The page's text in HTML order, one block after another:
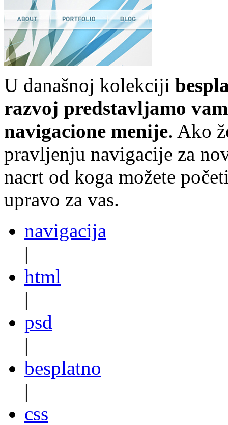
U današnoj kolekciji
razvoj predstavljamo
navigacione menije. Ako
pravljenju navigacije za
nacrt od koga možete
upravo za vas.
navigacija
|
html
|
psd
|
besplatno
|
css